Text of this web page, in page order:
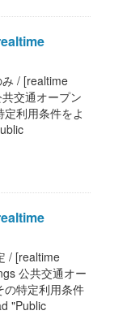
/ [realtime
交通オープン
利用条件をよ
/ [realtime
公共交通オー
の特定利用条件
"Public